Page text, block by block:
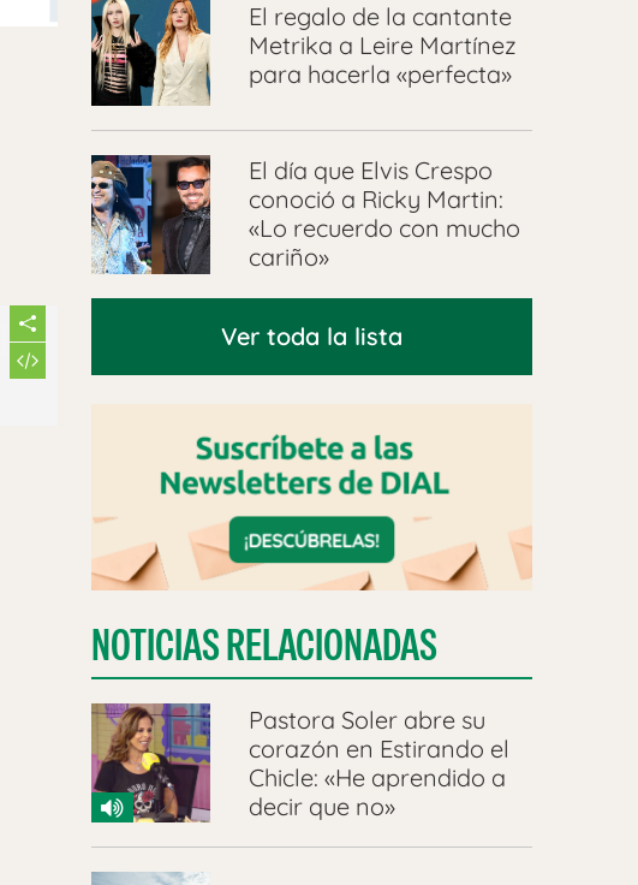
El regalo de la cantante
Metrika a Leire Martínez
para hacerla «perfecta»
El día que Elvis Crespo
conoció a Ricky Martin:
«Lo recuerdo con mucho
cariño»
Ver toda la lista
NOTICIAS RELACIONADAS
Pastora Soler abre su
corazón en Estirando el
Chicle: «He aprendido a
decir que no»